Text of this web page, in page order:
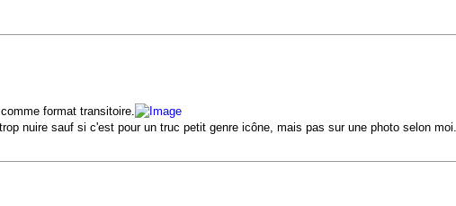
format transitoire.
nuire sauf si c'est pour un truc petit genre icône, mais pas sur une photo selon moi.